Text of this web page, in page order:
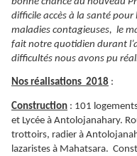
difficile accès à la santé pour
maladies contagieuses, le
fait notre quotidien durant
difficultés nous avons pu
Nos réalisations 2018 :
Construction : 101
et Lycée à Antolojanahary.
trottoirs, radier à
lazaristes à Mahatsara.